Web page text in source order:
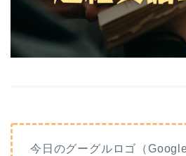
今日のグーグルロゴ（